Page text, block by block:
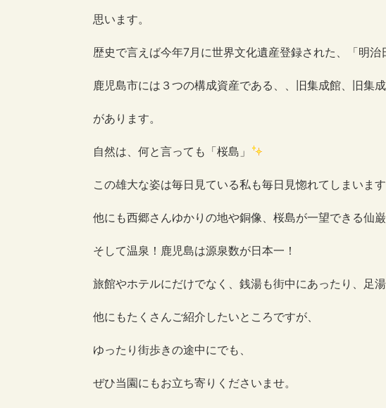
思います。
歴史で言えば今年7月に世界文化遺産登録された、「明治
鹿児島市には３つの構成資産である、、旧集成館、旧集
があります。
自然は、何と言っても「桜島」
この雄大な姿は毎日見ている私も毎日見惚れてしまいます
他にも西郷さんゆかりの地や銅像、桜島が一望できる仙巌
そして温泉！鹿児島は源泉数が日本一！
旅館やホテルにだけでなく、銭湯も街中にあったり、足
他にもたくさんご紹介したいところですが、
ゆったり街歩きの途中にでも、
ぜひ当園にもお立ち寄りくださいませ。